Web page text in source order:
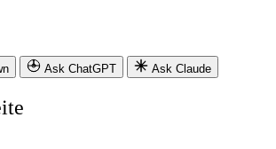
Ask ChatGPT Ask Claude